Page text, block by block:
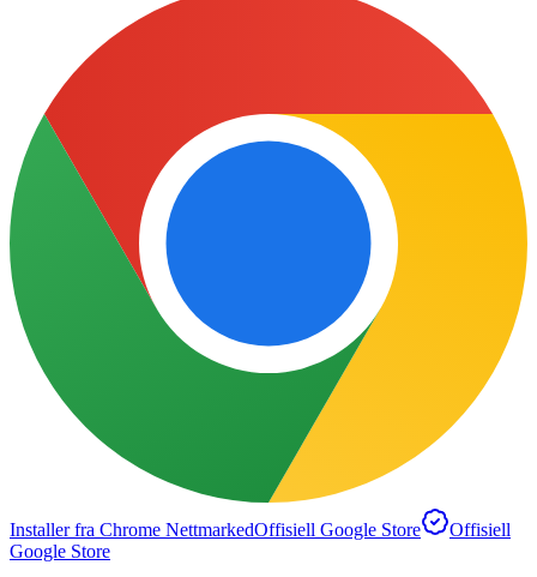
Installer fra Chrome NettmarkedOffisiell Google Store
Offisiell
Google Store